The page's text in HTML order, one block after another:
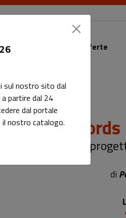
Le offerte
Iso 15489:
di
nostro sito dal
partire dal 24
dal portale
nostro catalogo.